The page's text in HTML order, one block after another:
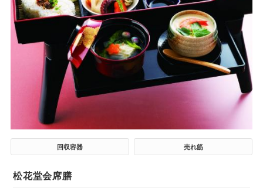
回収容器 売れ筋
松花堂会席膳